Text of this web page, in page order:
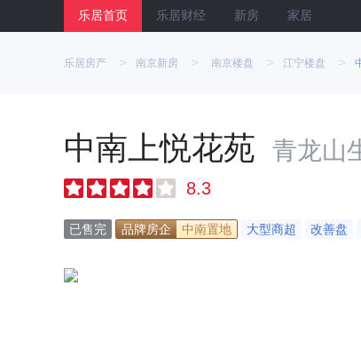
乐居首页 乐居财经 新房 家居
乐居房产 > 南京新房 > 南京楼盘 > 江宁楼盘 >
中南上悦花苑 青龙山
8.3
已售完 品牌房企 中南置地 大型商超 改善盘